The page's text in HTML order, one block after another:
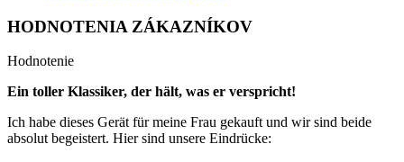
HODNOTENIA ZÁKAZNÍKOV
Hodnotenie
Ein toller Klassiker, der hält, was er verspricht!
Ich habe dieses Gerät für meine Frau gekauft und wir sind beide
absolut begeistert. Hier sind unsere Eindrücke: